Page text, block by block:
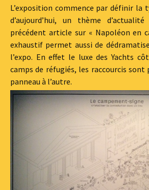
L’exposition commence par définir la
d’aujourd’hui, un thème
précédent article sur « Napoléon en
exhaustif permet aussi de
l’expo. En effet le luxe des Yachts
camps de réfugiés, les raccourcis sont
panneau à l’autre.